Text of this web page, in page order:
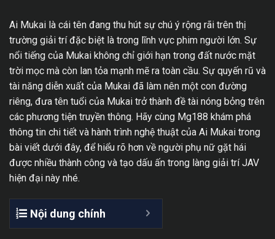
Ai Mukai là cái tên đang thu hút sự chú ý rộng rãi trên thị
trường giải trí đặc biệt là trong lĩnh vực phim người lớn. Sự
nổi tiếng của Mukai không chỉ giới hạn trong đất nước mặt
trời mọc mà còn lan tỏa mạnh mẽ ra toàn cầu. Sự quyến rũ và
tài năng diễn xuất của Mukai đã làm nên một con đường
riêng, đưa tên tuổi của Mukai trở thành đề tài nóng bỏng trên
các phương tiện truyền thông. Hãy cùng Mg188 khám phá
thông tin chi tiết và hành trình nghệ thuật của Ai Mukai trong
bài viết dưới đây, để hiểu rõ hơn về người phụ nữ gặt hái
được nhiều thành công và tạo dấu ấn trong làng giải trí JAV
hiện đại này nhé.
Nội dung chính